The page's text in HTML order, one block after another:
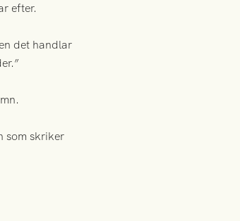
efter.
det handlar
som skriker